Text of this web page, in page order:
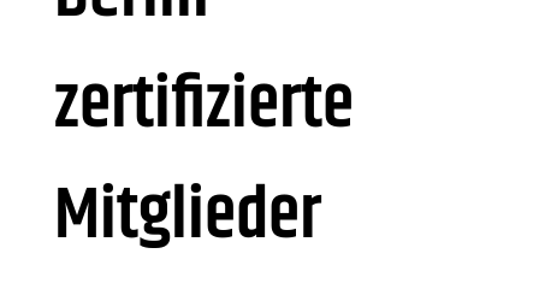
zertifizierte
Mitglieder